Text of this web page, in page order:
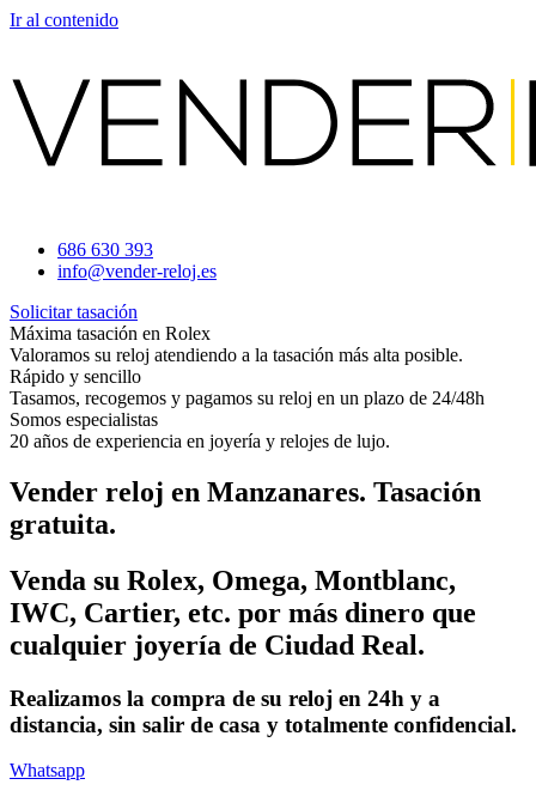
Ir al contenido
686 630 393
info@vender-reloj.es
Solicitar tasación
Máxima tasación en Rolex
Valoramos su reloj atendiendo a la tasación más alta posible.
Rápido y sencillo
Tasamos, recogemos y pagamos su reloj en un plazo de 24/48h
Somos especialistas
20 años de experiencia en joyería y relojes de lujo.
Vender reloj en Manzanares. Tasación
gratuita.
Venda su Rolex, Omega, Montblanc,
IWC, Cartier, etc. por más dinero que
cualquier joyería de Ciudad Real.
Realizamos la compra de su reloj en 24h y a
distancia, sin salir de casa y totalmente confidencial.
Whatsapp